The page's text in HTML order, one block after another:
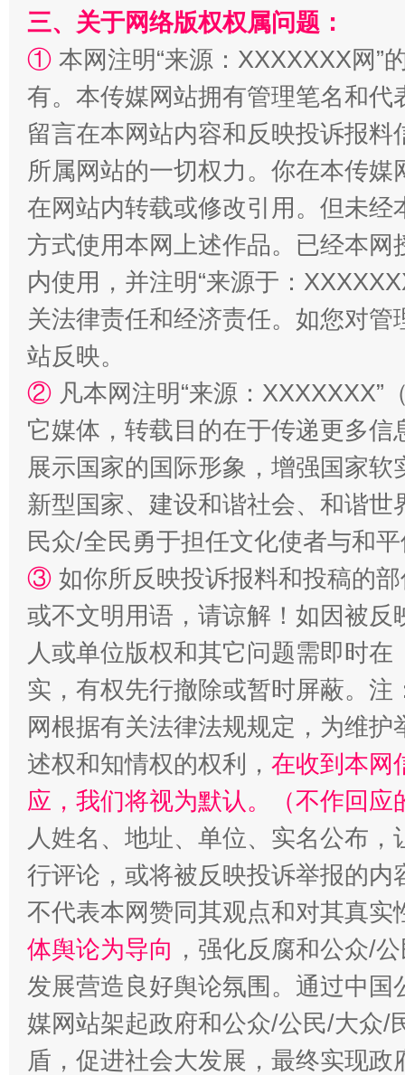
站台名比不上好声名
招工难、用工荒背后
三、关于网络版权权属问题：
① 本网注明“来源：XXXXXXX网”
有。本传媒网站拥有管理笔名和
留言在本网站内容和反映投诉报
所属网站的一切权力。你在本传
在网站内转载或修改引用。但未
方式使用本网上述作品。已经本
内使用，并注明“来源于：
关法律责任和经济责任。如您对
站反映。
② 凡本网注明“来源：
它媒体，转载目的在于传递更多
展示国家的国际形象，增强国家
新型国家、建设和谐社会、和谐
民众/全民勇于担任文化使者与和
③ 如你所反映投诉报料和投稿的
或不文明用语，请谅解！如因被
人或单位版权和其它问题需即时在
实，有权先行撤除或暂时屏蔽。
网根据有关法律法规规定，为维
述权和知情权的权利， 在收到本网
应，我们将视为默认。（不作回应
人姓名、地址、单位、实名公布
行评论，或将被反映投诉举报的
不代表本网赞同其观点和对其真实
体舆论为导向 ，强化反腐和公众/
发展营造良好舆论氛围。通过中
媒网站架起政府和公众/公民/大众/
盾，促进社会大发展，最终实现